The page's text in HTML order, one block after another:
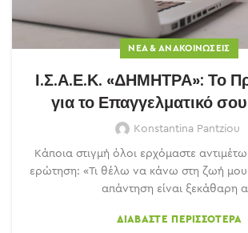
ΝΈΑ & ΑΝΑΚΟΙΝΏΣΕΙΣ
Ι.Σ.Α.Ε.Κ. «ΔΗΜΗΤΡΑ»: Το
για το Επαγγελματικό
Konstantina Pantziou
Κάποια στιγμή όλοι ερχόμαστε
ερώτηση: «Τι θέλω να κάνω στη ζωή
απάντηση είναι ξεκάθαρη
ΔΙΑΒΆΣΤΕ ΠΕΡΙΣΣΌΤΕΡΑ